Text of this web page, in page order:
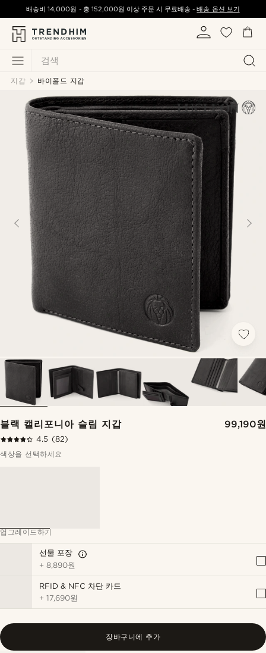
검색
배송비14,000원 - 총 152,000원 이상 주문 시 무료배송 -배송 옵션 보기
지갑 바이폴드 지갑
블랙 캘리포니아 슬림 지갑 99,190원
4.5 (82)
색상을 선택하세요
업그레이드하기
선물 포장
+8,890원
RFID & NFC 차단 카드
+17,690원
장바구니에 추가